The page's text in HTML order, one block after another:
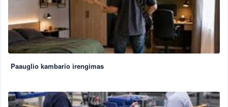
Paauglio kambario irengimas